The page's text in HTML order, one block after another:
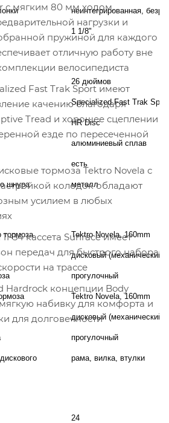
с мягким 80 мм ходом,
нагрузки и
пружиной для каждого
отличную работу вне
велосипедиста
Fast Trak Sport имеют
качению благодаря
Tread и хорошее сцеплении
езде по пересеченной
тормоза Tektro Novela с
колодок обладают
усилием в любых
34 кассета Sunrace имеет
передач для быстрого набора
на трассе
Hardrock концепции Body
набивку для комфорта и
для долговечности
неинтегрированная,
1 1/8"
26 дюймов
Specialized Fast Trak
HR Disc
алюминиевый сплав
есть
шнура металл
тормоза Tektro Novela, 160mm
дисковый (механический)
прогулочный
Tektro Novela, 160mm
дисковый (механический)
прогулочный
рама, вилка, втулки
24